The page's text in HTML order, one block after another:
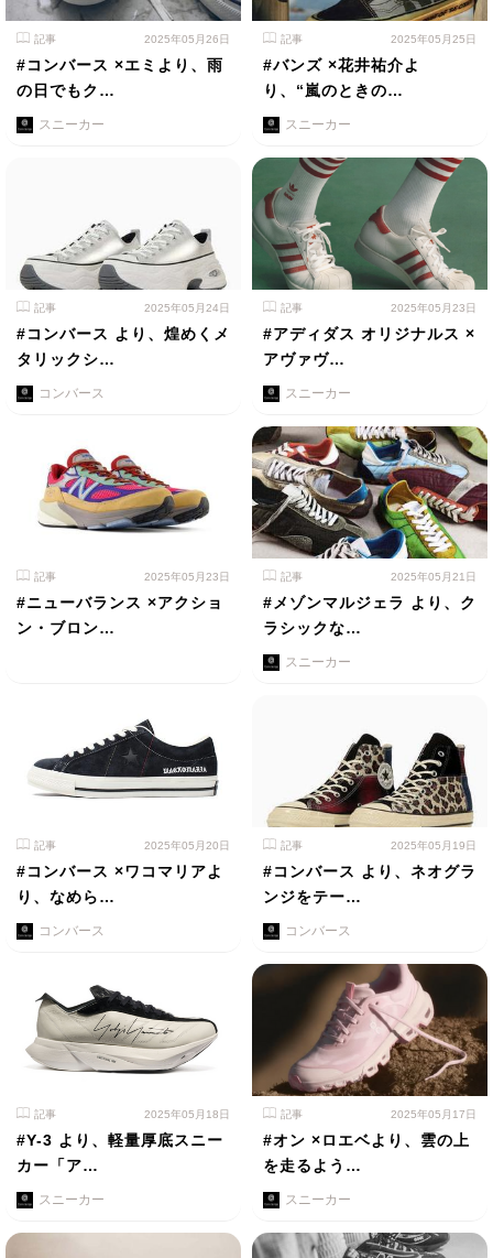
記事 2025年05月26日
#コンバース ×エミより、雨
の日でもク…
スニーカー
記事 2025年05月25日
#バンズ ×花井祐介よ
り、“嵐のときの…
スニーカー
記事 2025年05月24日
#コンバース より、煌めくメ
タリックシ…
コンバース
記事 2025年05月23日
#アディダス オリジナルス ×
アヴァヴ…
スニーカー
記事 2025年05月23日
#ニューバランス ×アクショ
ン・ブロン…
記事 2025年05月21日
#メゾンマルジェラ より、ク
ラシックな…
スニーカー
記事 2025年05月20日
#コンバース ×ワコマリアよ
り、なめら…
コンバース
記事 2025年05月19日
#コンバース より、ネオグラ
ンジをテー…
コンバース
記事 2025年05月18日
#Y-3 より、軽量厚底スニー
カー「ア…
スニーカー
記事 2025年05月17日
#オン ×ロエベより、雲の上
を走るよう…
スニーカー